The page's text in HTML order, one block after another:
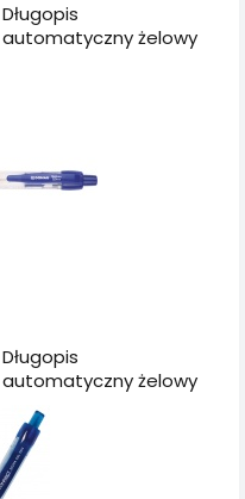
Długopis
automatyczny żelowy
Długopis
automatyczny żelowy
Q-CONNECT 0,5mm
(linia), niebieski